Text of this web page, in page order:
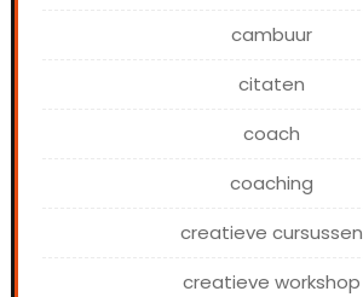
cambuur
citaten
coach
coaching
creatieve cursussen
creatieve workshop